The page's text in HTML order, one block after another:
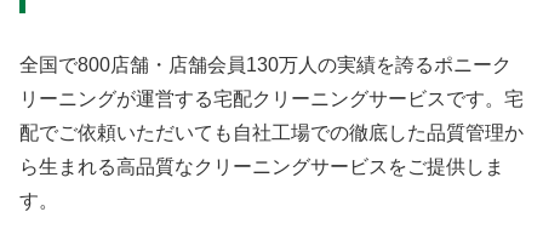
全国で800店舗・店舗会員130万人の実績を誇るポニーク
リーニングが運営する宅配クリーニングサービスです。宅
配でご依頼いただいても自社工場での徹底した品質管理か
ら生まれる高品質なクリーニングサービスをご提供しま
す。